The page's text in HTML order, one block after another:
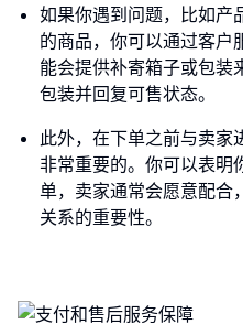
如果你遇到问题，比如产
的商品，你可以通过客户
能会提供补寄箱子或包装
包装并回复可售状态。
此外，在下单之前与卖家
非常重要的。你可以表明
单，卖家通常会愿意配合
关系的重要性。